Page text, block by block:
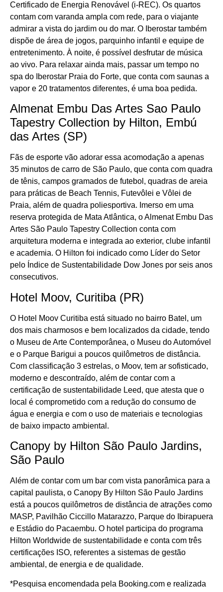
Cotidiano
Comunidade
Acontece no
Certificado de Energia Renovável (i-REC). Os quartos
contam com varanda ampla com rede, para o viajante
admirar a vista do jardim ou do mar. O Iberostar também
dispõe de área de jogos, parquinho infantil e equipe de
entretenimento. À noite, é possível desfrutar de música
ao vivo. Para relaxar ainda mais, passar um tempo no
spa do Iberostar Praia do Forte, que conta com saunas a
vapor e 20 tratamentos diferentes, é uma boa pedida.
Almenat Embu Das Artes Sao Paulo
Tapestry Collection by Hilton, Embú
das Artes (SP)
Fãs de esporte vão adorar essa acomodação a apenas
35 minutos de carro de São Paulo, que conta com quadra
de tênis, campos gramados de futebol, quadras de areia
para práticas de Beach Tennis, Futevôlei e Vôlei de
Praia, além de quadra poliesportiva. Imerso em uma
reserva protegida de Mata Atlântica, o Almenat Embu Das
Artes São Paulo Tapestry Collection conta com
arquitetura moderna e integrada ao exterior, clube infantil
e academia. O Hilton foi indicado como Líder do Setor
pelo Índice de Sustentabilidade Dow Jones por seis anos
consecutivos.
Hotel Moov, Curitiba (PR)
O Hotel Moov Curitiba está situado no bairro Batel, um
dos mais charmosos e bem localizados da cidade, tendo
o Museu de Arte Contemporânea, o Museu do Automóvel
e o Parque Barigui a poucos quilômetros de distância.
Com classificação 3 estrelas, o Moov, tem ar sofisticado,
moderno e descontraído, além de contar com a
certificação de sustentabilidade Leed, que atesta que o
local é comprometido com a redução do consumo de
água e energia e com o uso de materiais e tecnologias
de baixo impacto ambiental.
Canopy by Hilton São Paulo Jardins,
São Paulo
Além de contar com um bar com vista panorâmica para a
capital paulista, o Canopy By Hilton São Paulo Jardins
está a poucos quilômetros de distância de atrações como
MASP, Pavilhão Ciccillo Matarazzo, Parque do Ibirapuera
e Estádio do Pacaembu. O hotel participa do programa
Hilton Worldwide de sustentabilidade e conta com três
certificações ISO, referentes a sistemas de gestão
ambiental, de energia e de qualidade.
*Pesquisa encomendada pela Booking.com e realizada